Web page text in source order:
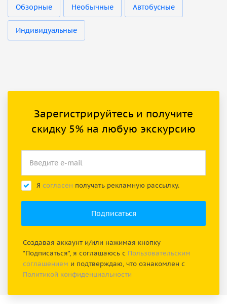
Обзорные Необычные Автобусные
Индивидуальные
Зарегистрируйтесь и получите
скидку 5% на любую экскурсию
Я согласен получать рекламную рассылку.
Создавая аккаунт и/или нажимая кнопку
"Подписаться", я соглашаюсь с Пользовательским
соглашением и подтверждаю, что ознакомлен с
Политикой конфиденциальности